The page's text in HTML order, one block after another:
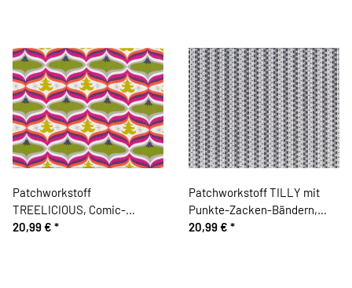
Patchworkstoff
TREELICIOUS, Comic-
Christbaumkugeln, grasgrün-
20,99 € *
Patchworkstoff TILLY mit
Punkte-Zacken-Bändern,
dunkelgrau-natur
20,99 € *